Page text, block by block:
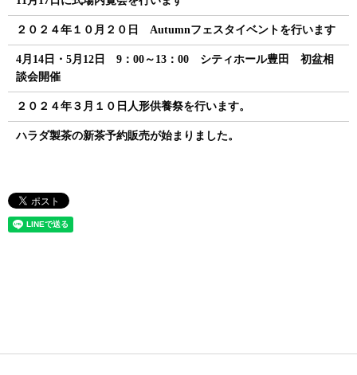
２０２４年１０月２０日 Autumnフェスタイベントを行います
4月14日・5月12日 9：00～13：00 シティホール豊田 初盆相
談会開催
２０２４年３月１０日人形供養祭を行います。
ハラダ製茶の新茶予約販売が始まりました。